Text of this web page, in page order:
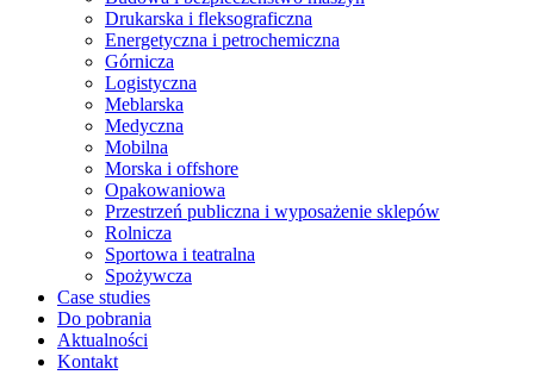
Drukarska i fleksograficzna
Energetyczna i petrochemiczna
Górnicza
Logistyczna
Meblarska
Medyczna
Mobilna
Morska i offshore
Opakowaniowa
Przestrzeń publiczna i wyposażenie sklepów
Rolnicza
Sportowa i teatralna
Spożywcza
Case studies
Do pobrania
Aktualności
Kontakt